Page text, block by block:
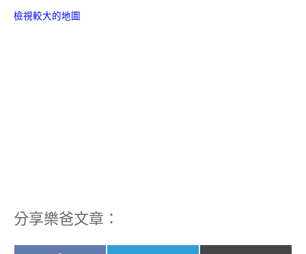
檢視較大的地圖
分享樂爸文章：